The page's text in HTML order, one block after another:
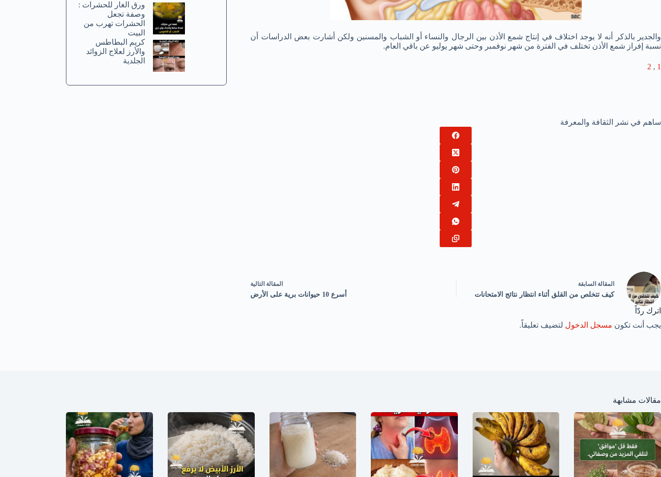
والجدير بالذكر أنه لا يوجد اختلاف في إنتاج شمع الأذن بين الرجال والنساء أو الشباب والمسنين ولكن أشارت بعض الدراسات أن
نسبة إفراز شمع الأذن تختلف في الفترة من شهر نوفمبر وحتى شهر يوليو عن باقي العام.
1
,
2
ساهم في نشر الثقافة والمعرفة
المقالة السابقة
كيف تتخلص من القلق أثناء انتظار نتائج الامتحانات
المقالة التالية
أسرع 10 حيوانات برية على الأرض
اترك ردّاً
يجب أنت تكون مسجل الدخول لتضيف تعليقاً.
ورق الغار للحشرات :
وصفة تجعل
الحشرات تهرب من
البيت
كريم البطاطس
والأرز لعلاج الزوائد
الجلدية
مقالات مشابهة